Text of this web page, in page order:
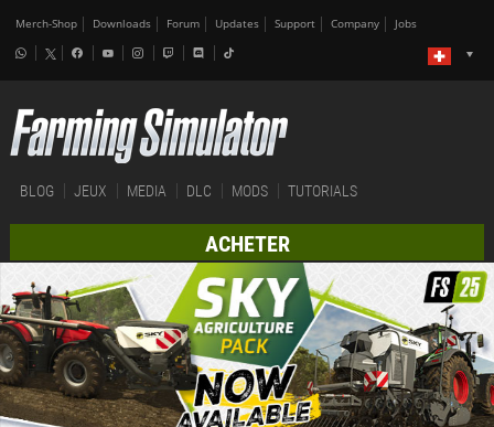
Merch-Shop Downloads Forum Updates Support Company Jobs
BLOG JEUX MEDIA DLC MODS TUTORIALS
ACHETER